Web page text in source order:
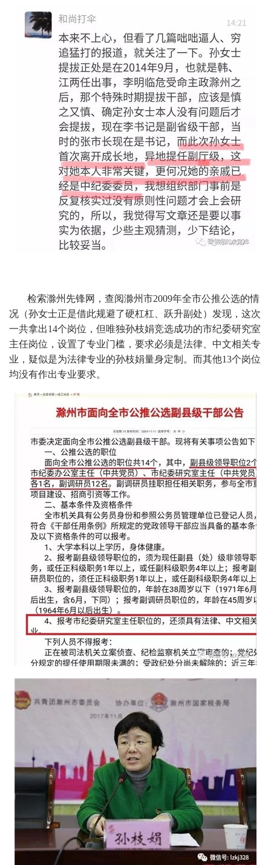
检索滁州先锋网，查阅滁州市2009年全市公推公选的情
况（孙女士正是借此规避了硬杠杠、跃升副处）发现，这次
一共拿出14个岗位，但唯独孙枝娟竞选成功的市纪委研究室
主任岗位，设置了专业门槛，要求必须是法律、中文相关专
业，疑似是为法律专业的孙枝娟量身定制。而其他13个岗位
均没有作出专业要求。